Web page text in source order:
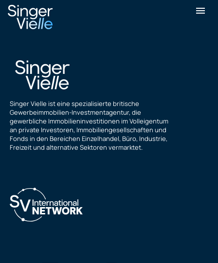
Jon Stein
Singer Vielle ist eine spezialisierte britische
Gewerbeimmobilien-Investmentagentur, die
gewerbliche Immobilieninvestitionen im Volleigentum
an private Investoren, Immobiliengesellschaften und
Fonds in den Bereichen Einzelhandel, Büro, Industrie,
Freizeit und alternative Sektoren vermarktet.